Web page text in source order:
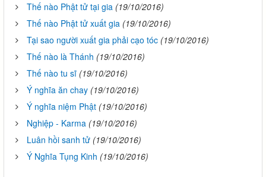
Thế nào Phật tử tại gia (19/10/2016)
Thế nào Phật tử xuất gia (19/10/2016)
Tại sao người xuất gia phải cạo tóc (19/10/2016)
Thế nào là Thánh (19/10/2016)
Thế nào tu sĩ (19/10/2016)
Ý nghĩa ăn chay (19/10/2016)
Ý nghĩa niệm Phật (19/10/2016)
Nghiệp - Karma (19/10/2016)
Luân hồi sanh tử (19/10/2016)
Ý Nghĩa Tụng Kinh (19/10/2016)